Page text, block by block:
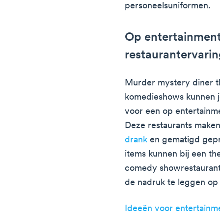
personeelsuniformen.
Op
Murder mystery diner
komedieshows
voor een op
Deze restaurants
drank en gematigd
items kunnen bij een
comedy
de nadruk te leggen
Ideeën voor